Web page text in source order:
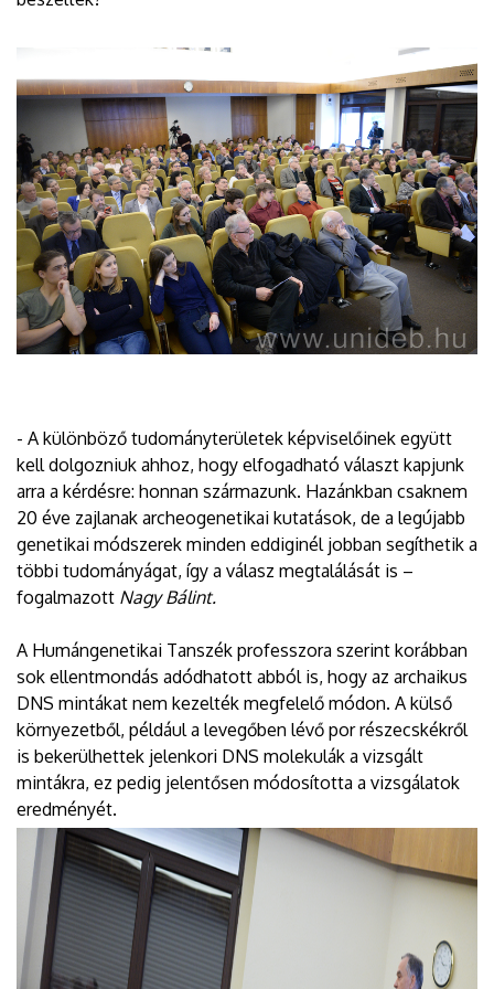
- A különböző tudományterületek képviselőinek együtt
kell dolgozniuk ahhoz, hogy elfogadható választ kapjunk
arra a kérdésre: honnan származunk. Hazánkban csaknem
20 éve zajlanak archeogenetikai kutatások, de a legújabb
genetikai módszerek minden eddiginél jobban segíthetik a
többi tudományágat, így a válasz megtalálását is –
fogalmazott Nagy Bálint.
A Humángenetikai Tanszék professzora szerint korábban
sok ellentmondás adódhatott abból is, hogy az archaikus
DNS mintákat nem kezelték megfelelő módon. A külső
környezetből, például a levegőben lévő por részecskékről
is bekerülhettek jelenkori DNS molekulák a vizsgált
mintákra, ez pedig jelentősen módosította a vizsgálatok
eredményét.